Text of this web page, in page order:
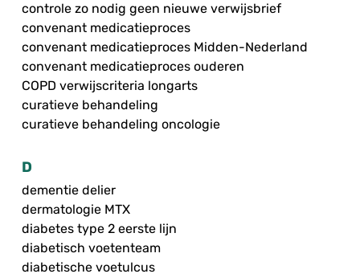
controle zo nodig geen nieuwe verwijsbrief
convenant medicatieproces
convenant medicatieproces Midden-Nederland
convenant medicatieproces ouderen
COPD verwijscriteria longarts
curatieve behandeling
curatieve behandeling oncologie
D
dementie delier
dermatologie MTX
diabetes type 2 eerste lijn
diabetisch voetenteam
diabetische voetulcus